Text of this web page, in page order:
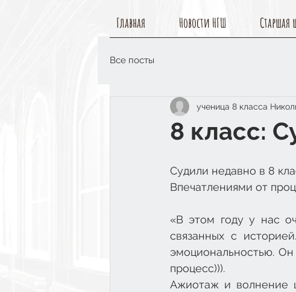
Главная Новости НГШ Старшая
Все посты
8 класс:
ученица 8 класса
Судили недавно в 8
Впечатлениями от
«В этом году у нас
связанных с
эмоциональностью.
процесс))).
Ажиотаж и волнение